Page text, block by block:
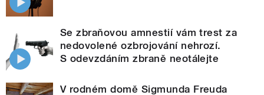
Se zbraňovou amnestií vám trest za
nedovolené ozbrojování nehrozí.
S odevzdáním zbraně neotálejte
V rodném domě Sigmunda Freuda